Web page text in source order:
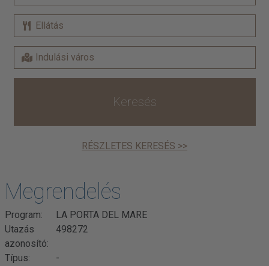
Keresés
RÉSZLETES KERESÉS >>
Megrendelés
Program:
LA PORTA DEL MARE
Utazás
azonosító:
498272
Típus:
-